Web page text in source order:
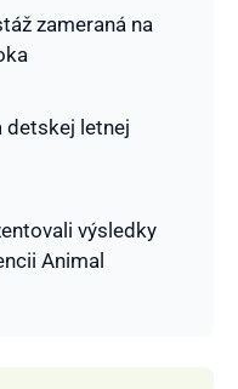
zameraná na
detskej letnej
výsledky
Animal